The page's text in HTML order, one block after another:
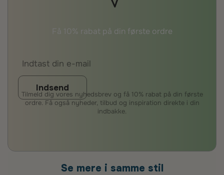
Få 10% rabat på din første ordre
Indsend
Tilmeld dig vores nyhedsbrev og få 10% rabat på din første
ordre. Få også nyheder, tilbud og inspiration direkte i din
indbakke.
Se mere i samme stil